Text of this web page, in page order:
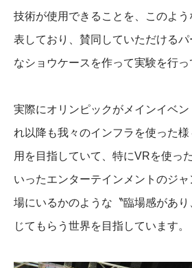
技術が使用できることを、このよ
表しており、賛同していただける
なショウケースを作って実験を行っ
実際にオリンピックがメインイベ
れ以降も我々のインフラを使った
用を目指していて、特にVRを使っ
いったエンターテインメントのジ
場にいるかのような〝臨場感があ
じてもらう世界を目指しています。